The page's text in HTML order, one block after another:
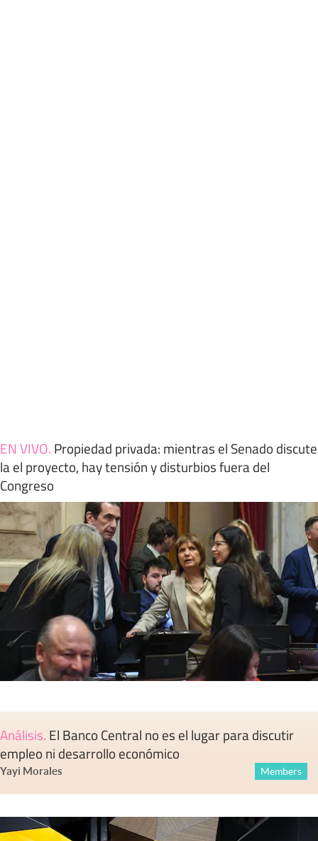
EN VIVO. Propiedad privada: mientras el Senado discute
la el proyecto, hay tensión y disturbios fuera del
Congreso
Análisis. El Banco Central no es el lugar para discutir
empleo ni desarrollo económico
Yayi Morales Members